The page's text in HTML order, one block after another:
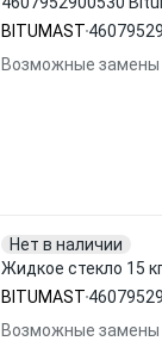
BITUMAST
Возможные замены
Нет в наличии
Жидкое стекло 15
BITUMAST
Возможные замены